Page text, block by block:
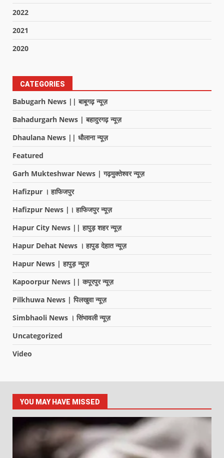
2022
2021
2020
CATEGORIES
Babugarh News || बाबूगढ़ न्यूज़
Bahadurgarh News | बहादुरगढ़ न्यूज़
Dhaulana News || धौलाना न्यूज़
Featured
Garh Mukteshwar News | गढ़मुक्तेश्वर न्यूज़
Hafizpur । हाफिजपुर
Hafizpur News |। हाफिजपुर न्यूज़
Hapur City News || हापुड़ शहर न्यूज़
Hapur Dehat News । हापुड देहात न्यूज़
Hapur News | हापुड़ न्यूज़
Kapoorpur News || कपूरपुर न्यूज़
Pilkhuwa News | पिलखुवा न्यूज़
Simbhaoli News । सिंभावली न्यूज़
Uncategorized
Video
YOU MAY HAVE MISSED